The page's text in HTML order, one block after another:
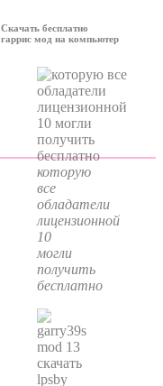
Скачать бесплатно
гаррис мод на компьютер
которую
все
обладатели
лицензионной
10
могли
получить
бесплатно